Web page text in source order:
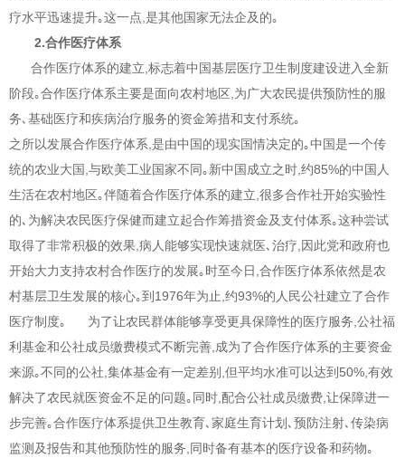
疗水平迅速提升｡这一点,是其他国家无法企及的｡
2.合作医疗体系
合作医疗体系的建立,标志着中国基层医疗卫生制度建设进入全新
阶段｡合作医疗体系主要是面向农村地区,为广大农民提供预防性的服
务､基础医疗和疾病治疗服务的资金筹措和支付系统｡
之所以发展合作医疗体系,是由中国的现实国情决定的｡中国是一个传
统的农业大国,与欧美工业国家不同｡新中国成立之时,约85%的中国人
生活在农村地区｡伴随着合作医疗体系的建立,很多合作社开始实验性
的､为解决农民医疗保健而建立起合作筹措资金及支付体系｡这种尝试
取得了非常积极的效果,病人能够实现快速就医､治疗,因此党和政府也
开始大力支持农村合作医疗的发展｡时至今日,合作医疗体系依然是农
村基层卫生发展的核心｡到1976年为止,约93%的人民公社建立了合作
医疗制度｡ 为了让农民群体能够享受更具保障性的医疗服务,公社福
利基金和公社成员缴费模式不断完善,成为了合作医疗体系的主要资金
来源｡不同的公社,集体基金有一定差别,但平均水准可以达到50%,有效
解决了农民就医资金不足的问题｡同时,配合公社成员缴费,让保障进一
步完善｡合作医疗体系提供卫生教育､家庭生育计划､预防注射､传染病
监测及报告和其他预防性的服务,同时备有基本的医疗设备和药物｡